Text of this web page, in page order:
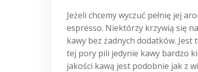
Jeżeli chcemy wyczuć pełnię jej
espresso. Niektórzy krzywią się
kawy bez żadnych dodatków.
tej pory pili jedynie kawy bardzo
jakości kawą jest podobnie jak z